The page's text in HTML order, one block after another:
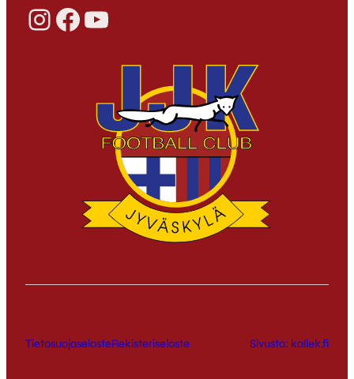
InstagramFacebook YouTube
TietosuojaselosteRekisteriseloste Sivusto: kallek.fi